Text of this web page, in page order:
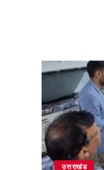
उत्तराखंड